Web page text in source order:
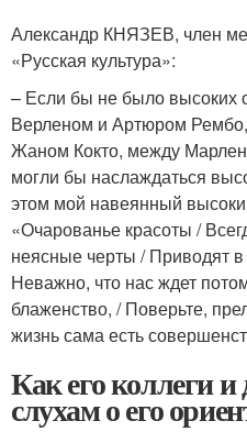
Александр КНЯЗЕВ, член
«Русская культура»:
– Если бы не было
Верленом и Артюром
Жаном Кокто, между
могли бы наслаждаться
этом мой навеянный
«Очарованье красоты /
неясные черты / Приводят в
Неважно, что нас ждет
блаженство, / Поверьте,
жизнь сама есть
Как его коллеги и
слухам о его